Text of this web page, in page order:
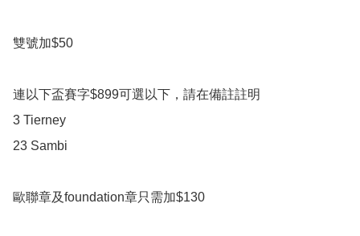
雙號加$50
連以下盃賽字$899可選以下，請在備註註明
3 Tierney
23 Sambi
歐聯章及foundation章只需加$130